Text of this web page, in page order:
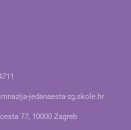
jedanaesta-zg.skole.hr
77, 10000 Zagreb